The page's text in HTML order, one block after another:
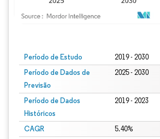
Período de Estudo 2019 - 2030
Período de Dados de
Previsão
2025 - 2030
Período de Dados
Históricos
2019 - 2023
CAGR 5.40%